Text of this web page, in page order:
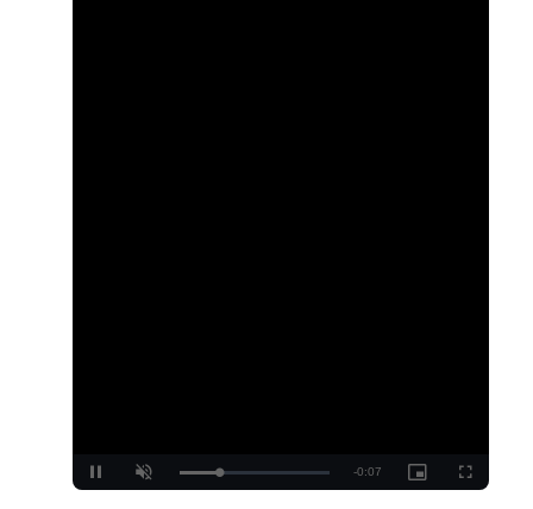
Unmute Loaded:
100.00%